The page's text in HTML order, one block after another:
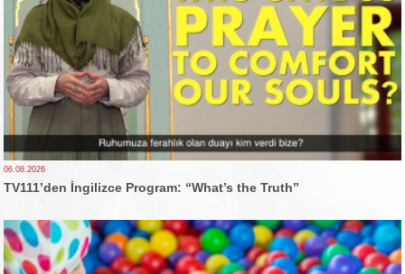
06.08.2026
TV111’den İngilizce Program: “What’s the Truth”